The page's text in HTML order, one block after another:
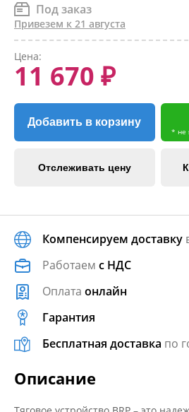
Под заказ
Привезем к 21 августа
Цена:
11 670 ₽
Добавить в корзину
* не
Отслеживать цену
Компенсируем доставку
Работаем с НДС
Оплата онлайн
Гарантия
Бесплатная доставка по
Описание